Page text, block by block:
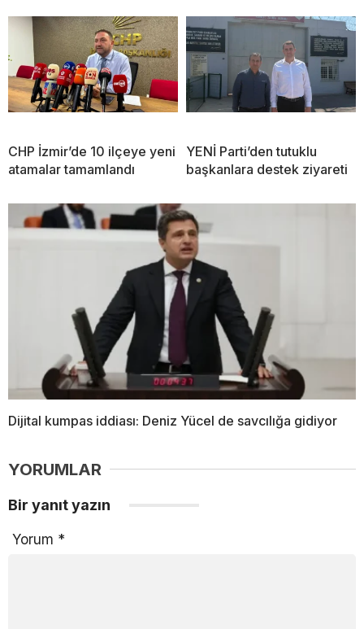
CHP İzmir’de 10 ilçeye yeni
atamalar tamamlandı
YENİ Parti’den tutuklu
başkanlara destek ziyareti
Dijital kumpas iddiası: Deniz Yücel de savcılığa gidiyor
YORUMLAR
Bir yanıt yazın
Yorum *